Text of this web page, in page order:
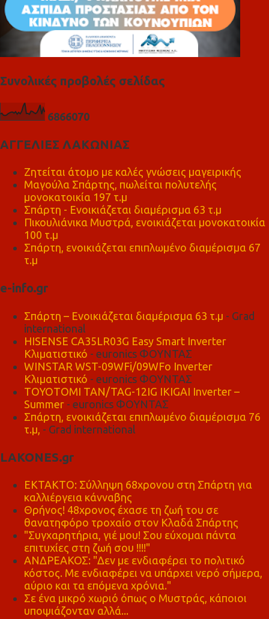
Συνολικές προβολές σελίδας
6866070
ΑΓΓΕΛΙΕΣ ΛΑΚΩΝΙΑΣ
Ζητείται άτομο με καλές γνώσεις μαγειρικής
Μαγούλα Σπάρτης, πωλείται πολυτελής
μονοκατοικία 197 τ.μ
Σπάρτη - Ενοικιάζεται διαμέρισμα 63 τ.μ
Πικουλιάνικα Μυστρά, ενοικιάζεται μονοκατοικία
100 τ.μ
Σπάρτη, ενοικιάζεται επιπλωμένο διαμέρισμα 67
τ.μ
e-info.gr
Σπάρτη – Ενοικιάζεται διαμέρισμα 63 τ.μ - Grad
international
HISENSE CA35LR03G Easy Smart Inverter
Κλιματιστικό - euronics ΦΟΥΝΤΑΣ
WINSTAR WST-09WFi/09WFo Inverter
Κλιματιστικό - euronics ΦΟΥΝΤΑΣ
TOYOTOMI TAN/TAG-12IG IKIGAI Inverter –
Summer - euronics ΦΟΥΝΤΑΣ
Σπάρτη, ενοικιάζεται επιπλωμένο διαμέρισμα 76
τ.μ, - Grad international
LAKONES.gr
ΕΚΤΑΚΤΟ: Σύλληψη 68χρονου στη Σπάρτη για
καλλιέργεια κάνναβης
Θρήνος! 48χρονος έχασε τη ζωή του σε
θανατηφόρο τροχαίο στον Κλαδά Σπάρτης
"Συγχαρητήρια, γιέ μου! Σου εύχομαι πάντα
επιτυχίες στη ζωή σου !!!!"
ΑΝΔΡΕΑΚΟΣ: "Δεν με ενδιαφέρει το πολιτικό
κόστος. Με ενδιαφέρει να υπάρχει νερό σήμερα,
αύριο και τα επόμενα χρόνια."
Σε ένα μικρό χωριό όπως ο Μυστράς, κάποιοι
υποψιάζονταν αλλά...